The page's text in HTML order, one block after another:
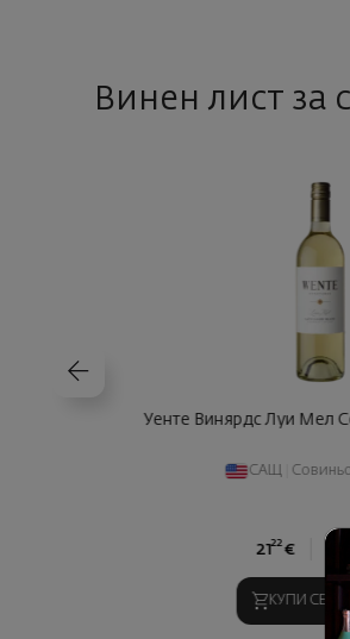
Винен лист за
Уенте Винярдс Луи Мел
САЩ
2122 €
КУПИ СЕГА